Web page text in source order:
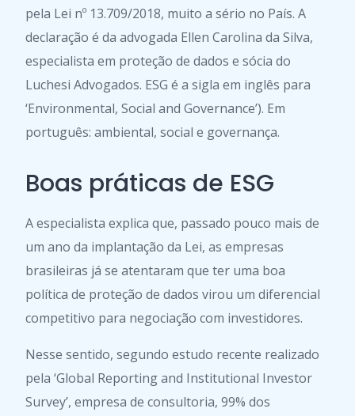
pela Lei nº 13.709/2018, muito a sério no País. A
declaração é da advogada Ellen Carolina da Silva,
especialista em proteção de dados e sócia do
Luchesi Advogados. ESG é a sigla em inglês para
‘Environmental, Social and Governance’). Em
português: ambiental, social e governança.
Boas práticas de ESG
A especialista explica que, passado pouco mais de
um ano da implantação da Lei, as empresas
brasileiras já se atentaram que ter uma boa
política de proteção de dados virou um diferencial
competitivo para negociação com investidores.
Nesse sentido, segundo estudo recente realizado
pela ‘Global Reporting and Institutional Investor
Survey’, empresa de consultoria, 99% dos